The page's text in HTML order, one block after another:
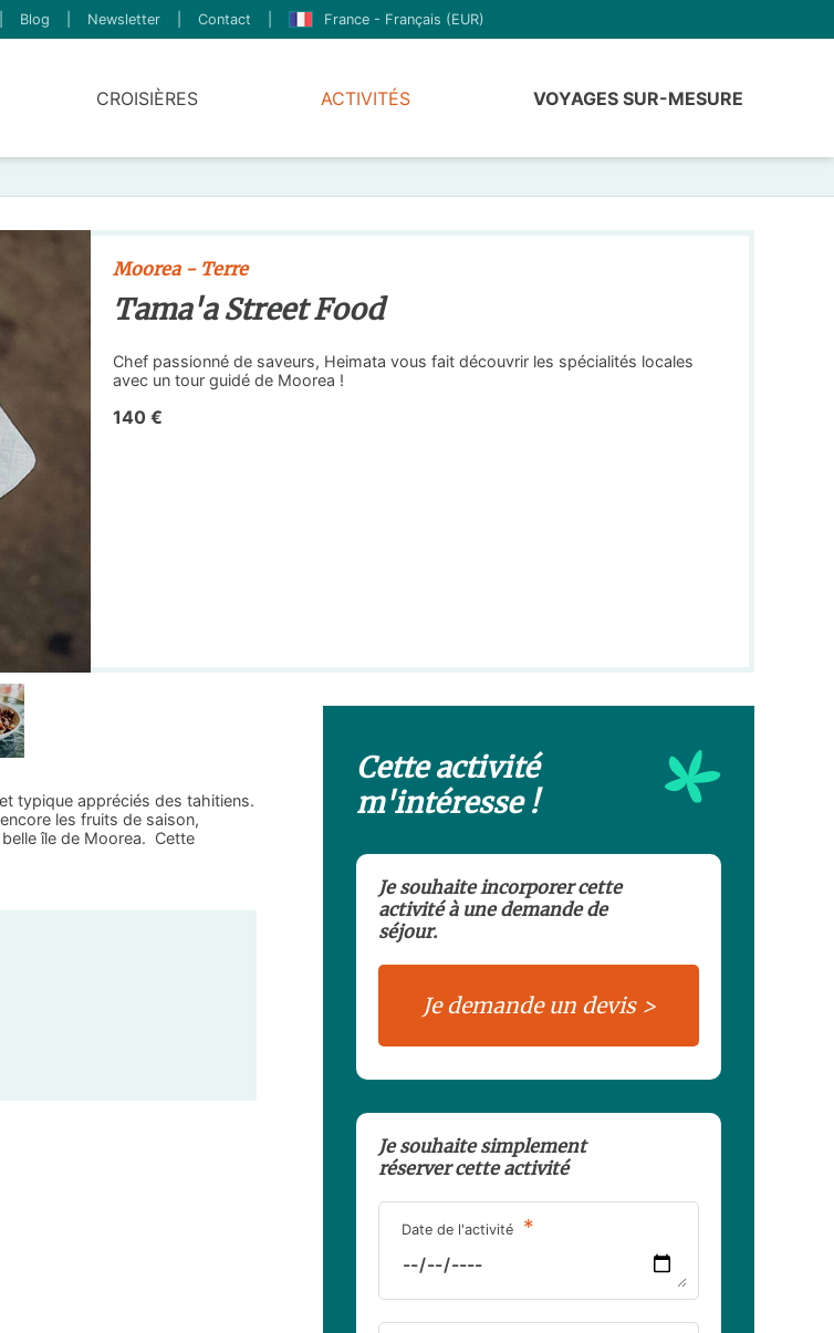
Blog Newsletter Contact France - Français (EUR)
CROISIÈRES ACTIVITÉS VOYAGES SUR-MESURE
Moorea - Terre
Tama'a Street Food
Chef passionné de saveurs, Heimata vous fait découvrir les spécialités locales
avec un tour guidé de Moorea !
140 €
typique appréciés des tahitiens.
les fruits de saison,
île de Moorea. Cette
Cette activité
m'intéresse !
Je souhaite incorporer cette
activité à une demande de
séjour.
Je souhaite simplement
réserver cette activité
Date de l'activité *